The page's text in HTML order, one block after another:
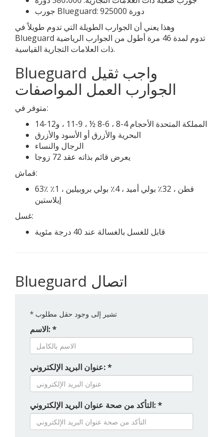
جورب Blueguard: 925000 دورة
وهذا يعني أن الجوارب الطويلة التي تدوم طويلاً في
Blueguard تدوم لمدة 46 مرة أطول من الجوارب الرياضية
ذات العلامات التجارية القياسية.
Blueguard واجب ثقيل
الجوارب العمل المواصفات
متوفر في:
المملكة المتحدة الأحجام 4-8 ، 6-8 ½ ، 9-11 ، و12-14
البحرية والأزرق أو الأسود والأزرق
الرجال والنساء
يعرض قائم بذاته عقد 72 زوجا
قماش:
63٪ قطن ، 32٪ بولي أميد ، 4٪ بولي بروبيلين ، 1٪
إيلاستين
غسل:
قابل للغسل بالغسالة عند 40 درجة مئوية
Blueguard اتصال
* تشير إلى وجود حقل مطلوب
الاسم: *
عنوان البريد الإلكتروني: *
التأكد من صحة عنوان البريد الإلكتروني: *